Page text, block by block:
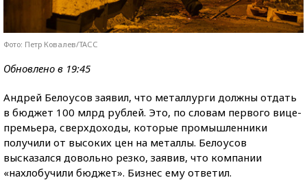
Фото: Петр Ковалев/ТАСС
Обновлено в 19:45
Андрей Белоусов заявил, что металлурги должны отдать
в бюджет 100 млрд рублей. Это, по словам первого вице-
премьера, сверхдоходы, которые промышленники
получили от высоких цен на металлы. Белоусов
высказался довольно резко, заявив, что компании
«нахлобучили бюджет». Бизнес ему ответил.